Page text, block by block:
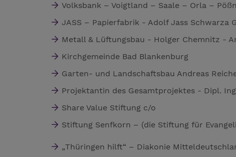
Volksbank – Voigtland – Saale – Orla –
JASS – Papierfabrik - Adolf Jass Schwarza
Metall & Lüftungsbau - Holger Chemnitz -
Kirchgemeinde Bad Blankenburg
Garten- und Landschaftsbau Andreas
Projektantin des Gesamtprojektes - Dipl.
Share Value Stiftung c/o
Stiftung Senfkorn – (die Stiftung für
„Thüringen hilft“ – Diakonie